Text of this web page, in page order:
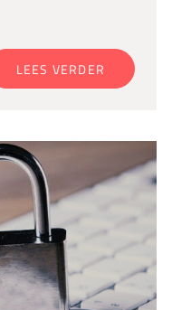
LEES VERDER